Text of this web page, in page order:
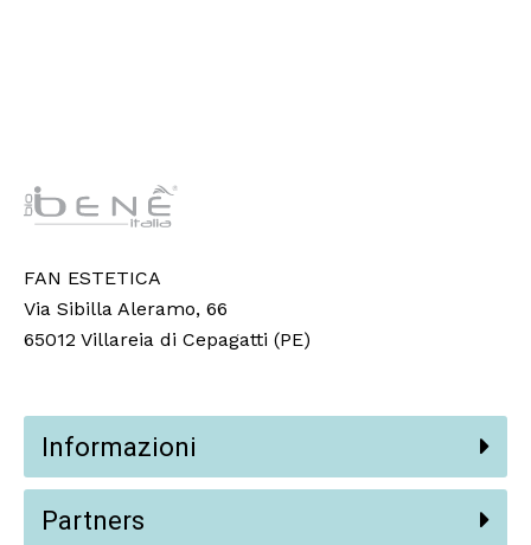
FAN ESTETICA
Via Sibilla Aleramo, 66
65012 Villareia di Cepagatti (PE)
Informazioni
Partners